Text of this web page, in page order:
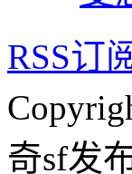
RSS订
奇sf发